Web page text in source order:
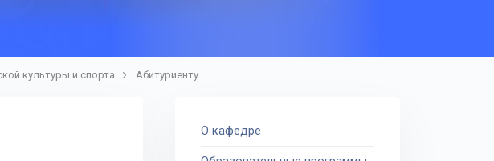
культуры и спорта Абитуриенту
О кафедре